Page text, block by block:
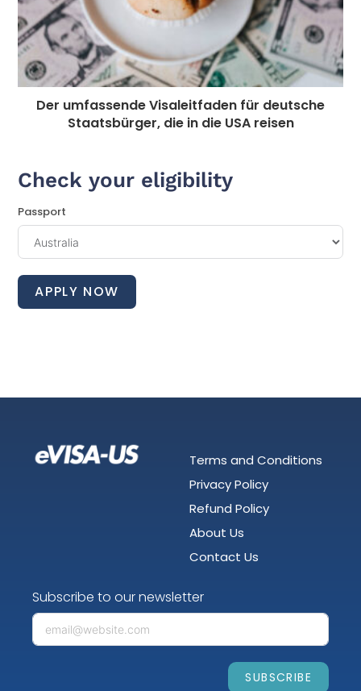
Der umfassende Visaleitfaden für deutsche
Staatsbürger, die in die USA reisen
Check your eligibility
Passport
APPLY NOW
Terms and Conditions
Privacy Policy
Refund Policy
About Us
Contact Us
Subscribe to our newsletter
SUBSCRIBE